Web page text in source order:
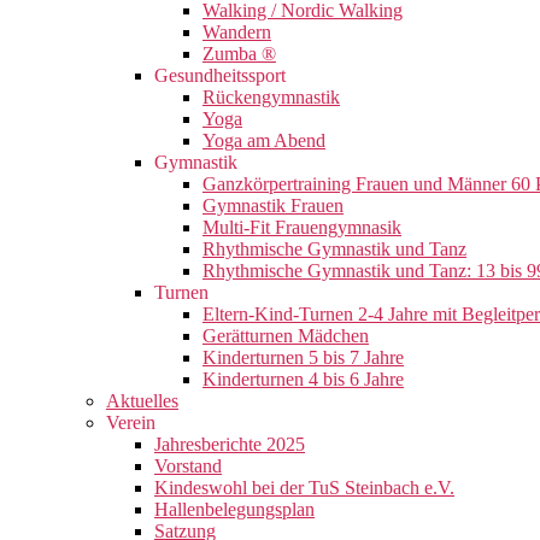
Walking / Nordic Walking
Wandern
Zumba ®
Gesundheitssport
Rückengymnastik
Yoga
Yoga am Abend
Gymnastik
Ganzkörpertraining Frauen und Männer 60
Gymnastik Frauen
Multi-Fit Frauengymnasik
Rhythmische Gymnastik und Tanz
Rhythmische Gymnastik und Tanz: 13 bis
Turnen
Eltern-Kind-Turnen 2-4 Jahre mit
Gerätturnen Mädchen
Kinderturnen 5 bis 7 Jahre
Kinderturnen 4 bis 6 Jahre
Aktuelles
Verein
Jahresberichte 2025
Vorstand
Kindeswohl bei der TuS Steinbach e.V.
Hallenbelegungsplan
Satzung